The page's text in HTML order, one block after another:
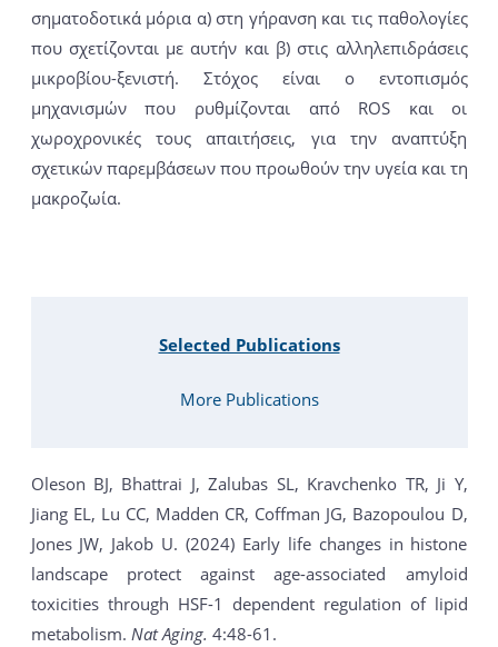
σηματοδοτικά μόρια α) στη γήρανση και τις παθολογίες
που σχετίζονται με αυτήν και β) στις αλληλεπιδράσεις
μικροβίου-ξενιστή. Στόχος είναι ο εντοπισμός
μηχανισμών που ρυθμίζονται από ROS και οι
χωροχρονικές τους απαιτήσεις, για την αναπτύξη
σχετικών παρεμβάσεων που προωθούν την υγεία και τη
μακροζωία.
Selected Publications
More Publications
Oleson BJ, Bhattrai J, Zalubas SL, Kravchenko TR, Ji Y,
Jiang EL, Lu CC, Madden CR, Coffman JG, Bazopoulou D,
Jones JW, Jakob U. (2024) Early life changes in histone
landscape protect against age-associated amyloid
toxicities through HSF-1 dependent regulation of lipid
metabolism. Nat Aging. 4:48-61.